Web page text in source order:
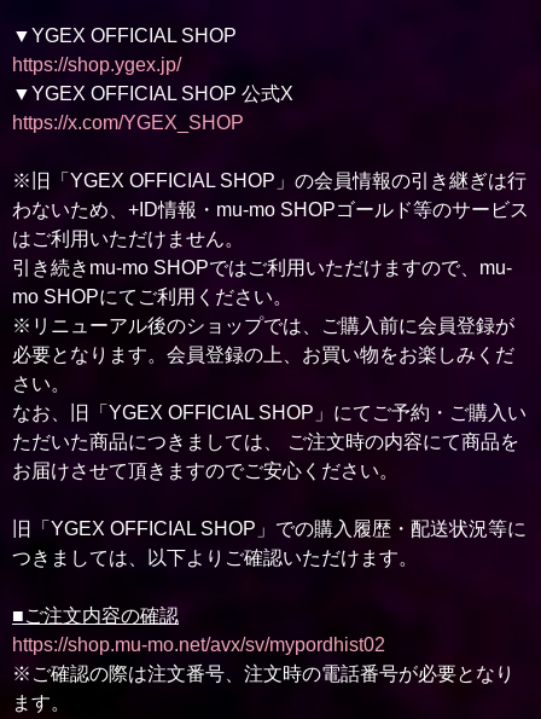
▼YGEX OFFICIAL SHOP
https://shop.ygex.jp/
▼YGEX OFFICIAL SHOP 公式X
https://x.com/YGEX_SHOP
※旧「YGEX OFFICIAL SHOP」の会員情報の引き継ぎは行
わないため、+ID情報・mu-mo SHOPゴールド等のサービス
はご利用いただけません。
引き続きmu-mo SHOPではご利用いただけますので、mu-
mo SHOPにてご利用ください。
※リニューアル後のショップでは、ご購入前に会員登録が
必要となります。会員登録の上、お買い物をお楽しみくだ
さい。
なお、旧「YGEX OFFICIAL SHOP」にてご予約・ご購入い
ただいた商品につきましては、 ご注文時の内容にて商品を
お届けさせて頂きますのでご安心ください。
旧「YGEX OFFICIAL SHOP」での購入履歴・配送状況等に
つきましては、以下よりご確認いただけます。
■ご注文内容の確認
https://shop.mu-mo.net/avx/sv/mypordhist02
※ご確認の際は注文番号、注文時の電話番号が必要となり
ます。